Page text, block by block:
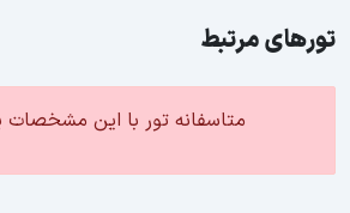
تورهای مرتبط
متاسفانه تور با این